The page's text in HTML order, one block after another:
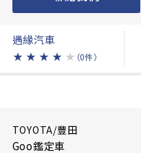
遇緣汽車
★ ★ ★ ★ ★ （0件）
TOYOTA/豐田
Goo鑑定車